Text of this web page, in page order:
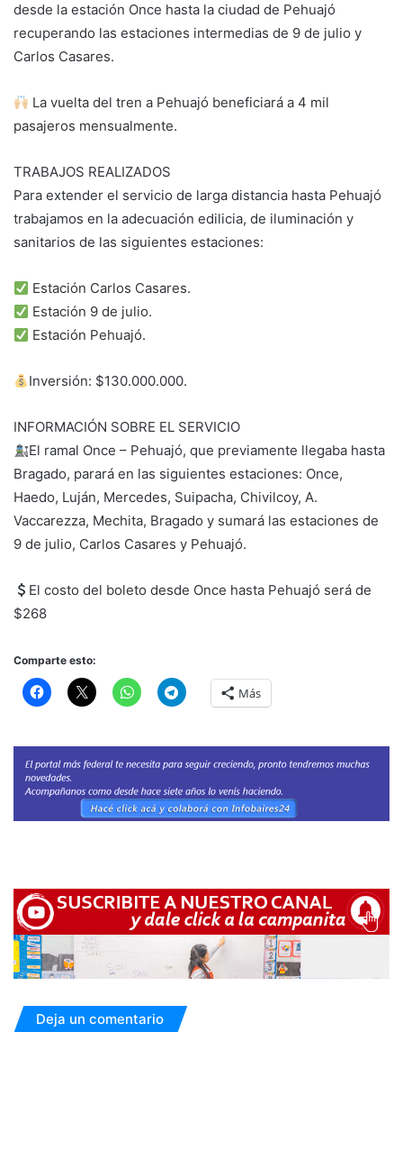
desde la estación Once hasta la ciudad de Pehuajó
recuperando las estaciones intermedias de 9 de julio y
Carlos Casares.
La vuelta del tren a Pehuajó beneficiará a 4 mil
pasajeros mensualmente.
TRABAJOS REALIZADOS
Para extender el servicio de larga distancia hasta Pehuajó
trabajamos en la adecuación edilicia, de iluminación y
sanitarios de las siguientes estaciones:
Estación Carlos Casares.
Estación 9 de julio.
Estación Pehuajó.
Inversión: $130.000.000.
INFORMACIÓN SOBRE EL SERVICIO
El ramal Once – Pehuajó, que previamente llegaba hasta
Bragado, parará en las siguientes estaciones: Once,
Haedo, Luján, Mercedes, Suipacha, Chivilcoy, A.
Vaccarezza, Mechita, Bragado y sumará las estaciones de
9 de julio, Carlos Casares y Pehuajó.
El costo del boleto desde Once hasta Pehuajó será de
$268
Comparte esto:
Más
Deja un comentario